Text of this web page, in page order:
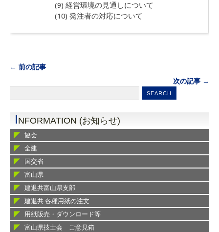
(9) 経営環境の見通しについて
(10) 発注者の対応について
← 前の記事
次の記事 →
INFORMATION (お知らせ)
協会
全建
国交省
富山県
建退共富山県支部
建退共 各種用紙の注文
用紙販売・ダウンロード等
富山県技士会 ご意見箱